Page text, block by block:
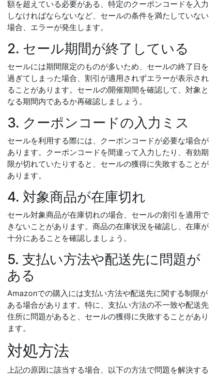
額を超えている必要がある、特定のクーポンコードを入力
しなければならないなど、セールの条件を満たしていない
場合、エラーが発生します。
2. セール期間が終了している
セールには期間限定のものが多いため、セールの終了日を
過ぎてしまった場合、割引が適用されずエラーが表示され
ることがあります。セールの開催期間を確認して、対象と
なる期間内であるか再確認しましょう。
3. クーポンコードの入力ミス
セールを利用する際には、クーポンコードが必要な場合が
あります。クーポンコードを間違って入力したり、有効期
限が切れていたりすると、セールの獲得に失敗することが
あります。
4. 対象商品が在庫切れ
セール対象商品が在庫切れの場合、セールの割引を適用で
きないことがあります。商品の在庫状況を確認し、在庫が
十分にあることを確認しましょう。
5. 支払い方法や配送先に問題が
ある
Amazonでの購入には支払い方法や配送先に関する制限が
ある場合があります。特に、支払い方法の不一致や配送先
住所に問題があると、セールの獲得に失敗することがあり
ます。
対処方法
上記の原因に該当する場合、以下の方法で問題を解決する